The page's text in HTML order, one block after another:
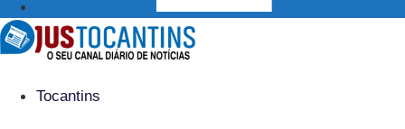
Tocantins